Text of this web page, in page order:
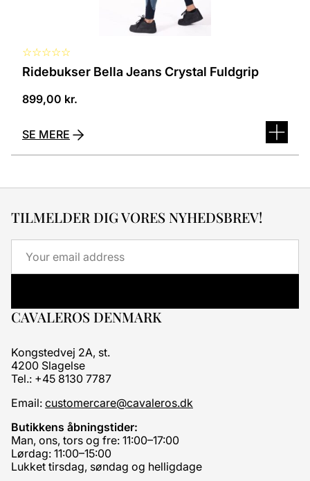
☆☆☆☆☆
Ridebukser Bella Jeans Crystal Fuldgrip
899,00 kr.
SE MERE
TILMELDER DIG VORES NYHEDSBREV!
Email
CAVALEROS DENMARK
Kongstedvej 2A, st.
4200 Slagelse
Tel.: +45 8130 7787
Email: customercare@cavaleros.dk
Butikkens åbningstider:
Man, ons, tors og fre: 11:00–17:00
Lørdag: 11:00–15:00
Lukket tirsdag, søndag og helligdage